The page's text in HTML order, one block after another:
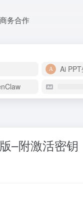
商务合作
Ai
–附激活密钥